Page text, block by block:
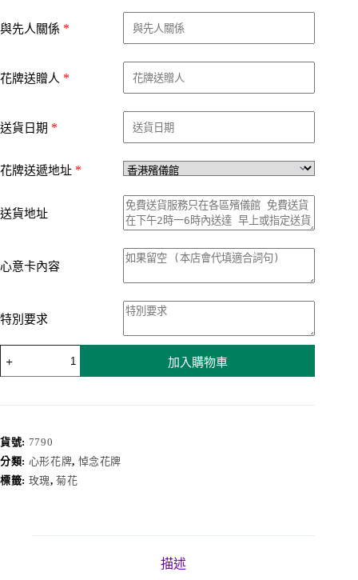
與先人關係 *
花牌送贈人 *
送貨日期 *
花牌送遞地址 *
送貨地址
心意卡內容
特別要求
牌
數
量
加入購物車
貨號: 7790
分類: 心形花牌, 悼念花牌
標籤: 玫瑰,菊花
描述